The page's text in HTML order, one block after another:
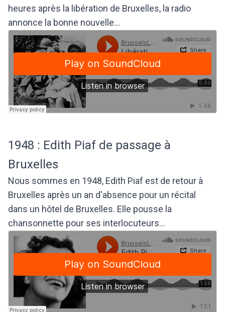
heures après la libération de Bruxelles, la radio
annonce la bonne nouvelle...
1948 : Edith Piaf de passage à
Bruxelles
Nous sommes en 1948, Edith Piaf est de retour à
Bruxelles après un an d'absence pour un récital
dans un hôtel de Bruxelles. Elle pousse la
chansonnette pour ses interlocuteurs...